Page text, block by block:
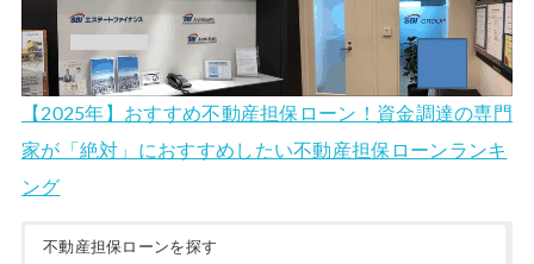
【2025年】おすすめ不動産担保ローン！資金調達の専門
家が「絶対」におすすめしたい不動産担保ローンランキ
ング
不動産担保ローンを探す